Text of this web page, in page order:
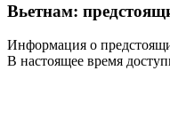
Вьетнам:
Информация о
В настоящее время